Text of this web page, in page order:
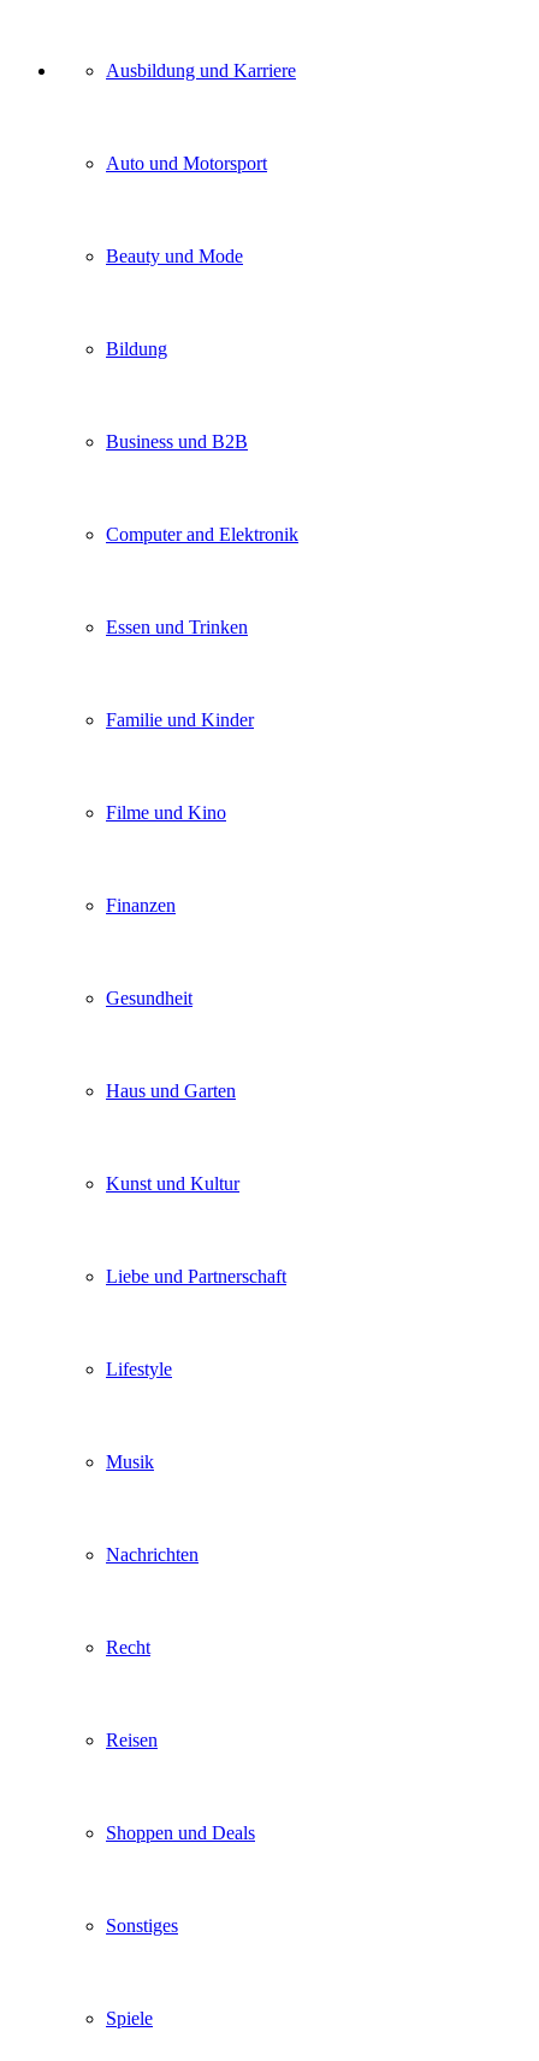
Unser
Kategorien
Ausbildung und Karriere
Auto und Motorsport
Beauty und Mode
Bildung
Business und B2B
Computer and Elektronik
Essen und Trinken
Familie und Kinder
Filme und Kino
Finanzen
Gesundheit
Haus und Garten
Kunst und Kultur
Liebe und Partnerschaft
Lifestyle
Musik
Nachrichten
Recht
Reisen
Shoppen und Deals
Sonstiges
Spiele